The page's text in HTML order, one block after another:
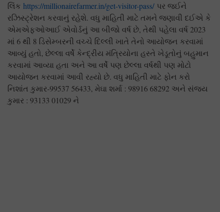
લિંક https://millionairefarmer.in/get-visitor-pass/પર જઈને
રઝિસ્ટ્રેશન કરવાનું રહેશે. વધુ માહિતી માટે તમને જણાવી દઈએ કે
એમએફઓઆઈ એવોર્ડનું આ બીજો વર્ષ છે, તેથી પહેલા વર્ષ 2023
માં 6 થી 8 ડિસેમ્બરની વચ્ચે દિલ્લી ખાતે તેનો આયોજન કરવામાં
આવ્યું હતો, છેલ્લા વર્ષે કેન્દ્રીય મંત્રિયોના હસ્તે ખેડૂતોનું બહુમાન
કરવામાં આવ્યા હતા અને આ વર્ષે પણ છેલ્લા વર્ષથી પણ મોટો
આયોજન કરવામાં આવી રહ્યો છે. વધુ માહિતી માટે ફોન કરો
નિશાંત કુમાર-99537 56433, મેઘા શર્મા : 98916 68292 અને સંજય
કુમાર : 93133 01029 ને